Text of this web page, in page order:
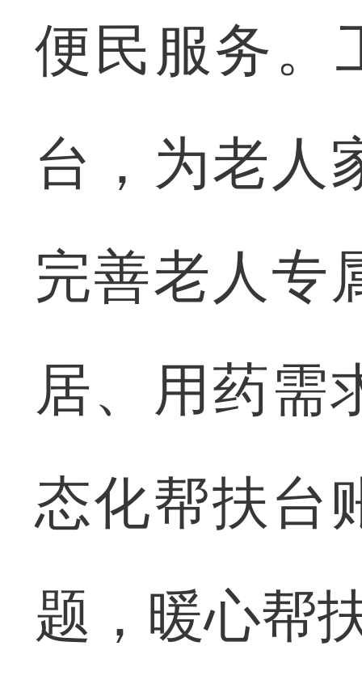
便民服务。
台，为老人
完善老人专
居、用药需
态化帮扶台
题，暖心帮